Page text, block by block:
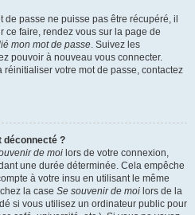
de passe ne puisse pas être récupéré, il
ce faire, rendez vous sur la page de
mon mot de passe. Suivez les
pouvoir à nouveau vous connecter.
votre mot de passe, contactez
déconnecté ?
de moi lors de votre connexion,
une durée déterminée. Cela empêche
à votre insu en utilisant le même
la case Se souvenir de moi lors de la
si vous utilisez un ordinateur public pour